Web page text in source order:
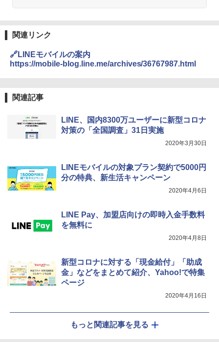
関連リンク
🔗LINEモバイルの案内
https://mobile-blog.line.me/archives/36767987.html
関連記事
LINE、国内8300万ユーザーに新型コロナ
対策の「全国調査」31日実施
2020年3月30日
LINEモバイルの対象プラン契約で5000円
分の特典、新生活キャンペーン
2020年4月6日
LINE Pay、加盟店向けの即時入金手数料
を無料に
2020年4月8日
新型コロナに対する「現金給付」「助成
金」などをまとめて紹介、Yahoo!で特集
ページ
2020年4月16日
もっと関連記事を見る